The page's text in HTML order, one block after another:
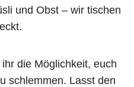
und Obst – wir tischen
die Möglichkeit, euch
schlemmen. Lasst den